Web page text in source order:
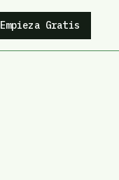
Empieza Gratis